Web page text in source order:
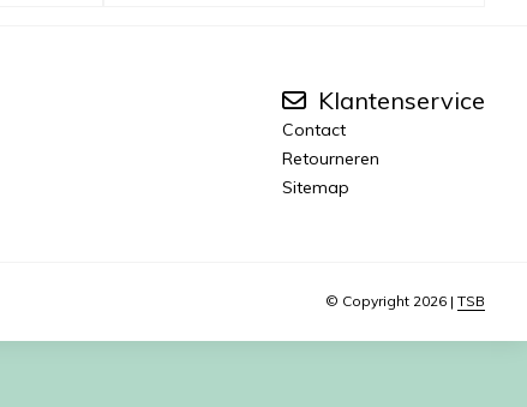
Klantenservice
Contact
Retourneren
Sitemap
© Copyright 2026 | TSB